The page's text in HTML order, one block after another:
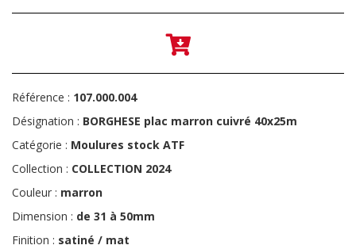
Référence : 107.000.004
Désignation : BORGHESE plac marron cuivré 40x25m
Catégorie : Moulures stock ATF
Collection : COLLECTION 2024
Couleur : marron
Dimension : de 31 à 50mm
Finition : satiné / mat